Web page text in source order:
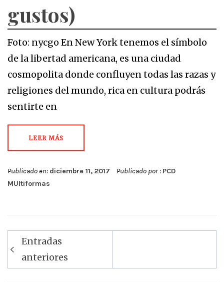
gustos)
Foto: nycgo En New York tenemos el símbolo
de la libertad americana, es una ciudad
cosmopolita donde confluyen todas las razas y
religiones del mundo, rica en cultura podrás
sentirte en
LEER MÁS
Publicado en: diciembre 11, 2017 Publicado por : PCD
MUltiformas
Navegación
de
entradas
Entradas
anteriores